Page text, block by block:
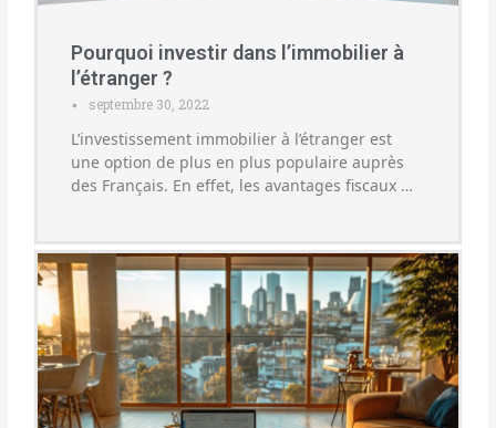
Pourquoi investir dans l’immobilier à
l’étranger ?
• septembre 30, 2022
L’investissement immobilier à l’étranger est
une option de plus en plus populaire auprès
des Français. En effet, les avantages fiscaux …